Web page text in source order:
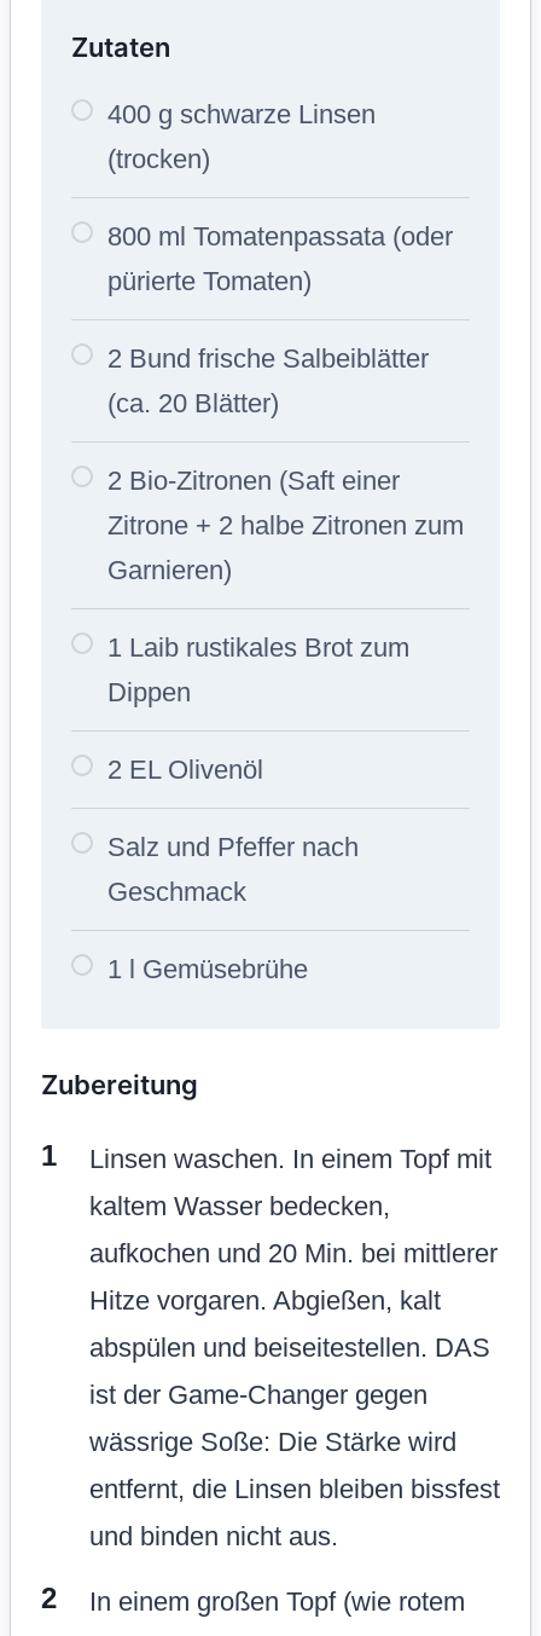
Zutaten
400 g schwarze Linsen
(trocken)
800 ml Tomatenpassata (oder
pürierte Tomaten)
2 Bund frische Salbeiblätter
(ca. 20 Blätter)
2 Bio-Zitronen (Saft einer
Zitrone + 2 halbe Zitronen zum
Garnieren)
1 Laib rustikales Brot zum
Dippen
2 EL Olivenöl
Salz und Pfeffer nach
Geschmack
1 l Gemüsebrühe
Zubereitung
Linsen waschen. In einem Topf mit
kaltem Wasser bedecken,
aufkochen und 20 Min. bei mittlerer
Hitze vorgaren. Abgießen, kalt
abspülen und beiseitestellen. DAS
ist der Game-Changer gegen
wässrige Soße: Die Stärke wird
entfernt, die Linsen bleiben bissfest
und binden nicht aus.
In einem großen Topf (wie rotem